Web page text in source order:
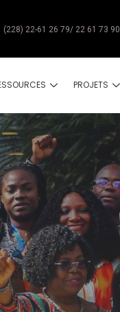
(228) 22-61 26 79/ 22 61 73 90
PROJETS